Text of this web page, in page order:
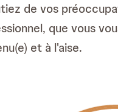
de vos
que vous
et à l'aise.